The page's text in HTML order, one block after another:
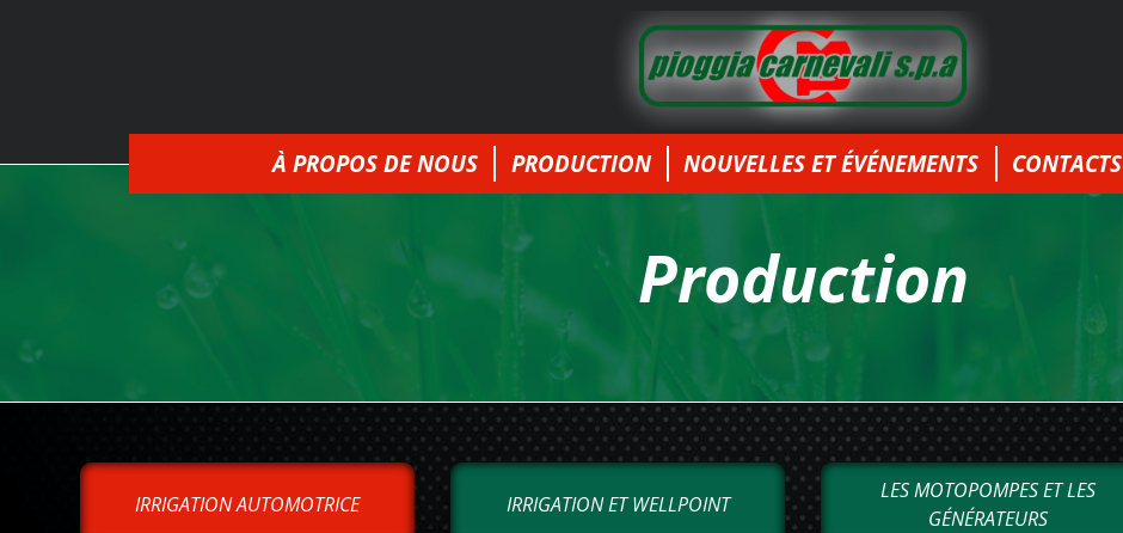
À PROPOS DE NOUS PRODUCTION NOUVELLES ET ÉVÉNEMENTS CONTACTS
Production
IRRIGATION AUTOMOTRICE IRRIGATION ET WELLPOINT
LES MOTOPOMPES ET LES
GÉNÉRATEURS